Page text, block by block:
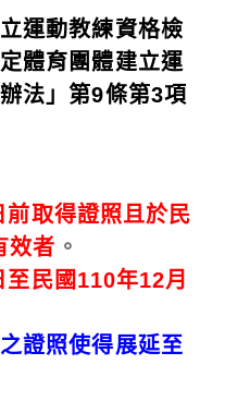
運動教練資格檢
體育團體建立運
法」第9條第3項
取得證照且於民
效者 。
民國110年12月
證照使得展延至